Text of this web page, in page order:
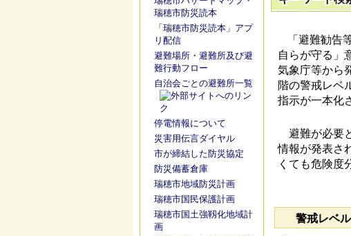
瑞穂市防災読本
「瑞穂市防災読本」アプ
リ配信
避難場所・避難所及び避
難行動フロー
自治会ごとの避難所一覧
停電情報について
災害用伝言ダイヤル
市が締結した防災協定
防災備蓄倉庫
瑞穂市地域防災計画
瑞穂市国民保護計画
瑞穂市国土強靱化地域計
画
「避難勧告
自らが守る」
気象庁等から
階の警戒レベ
指示が一本化
避難が必要
情報が発表さ
くても危険度
警戒レベ